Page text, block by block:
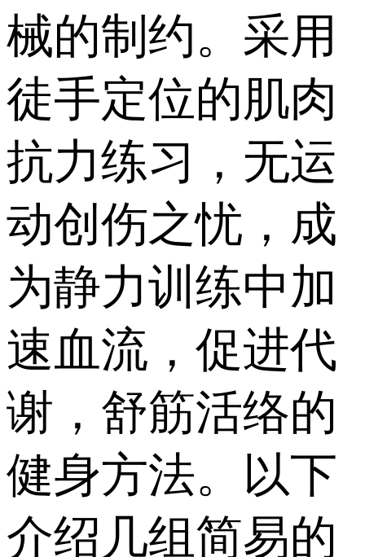
械的制约。采用
徒手定位的肌肉
抗力练习，无运
动创伤之忧，成
为静力训练中加
速血流，促进代
谢，舒筋活络的
健身方法。以下
介绍几组简易的